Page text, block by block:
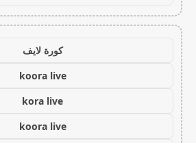
كورة لايف
koora live
kora live
koora live